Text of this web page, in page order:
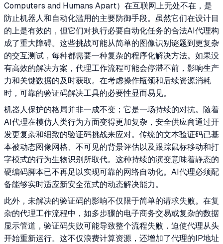
Computers and Humans Apart）在互联网上无处不在，是
防止机器人和自动化滥用的主要防御手段。虽然它们在设计目
的上是有效的，但它们对执行必要自动化任务的合法AI代理构
成了重大障碍。这些挑战可能从简单的图像识别谜题到更复杂
的交互测试，每种都需要一种复杂的程序化解决方法。如果没
有高效的解决方案，代理工作流程可能会停滞不前，影响生产
力和关键数据的及时获取。在考虑操作瓶颈和后续资源消耗
时，可靠的验证码解决工具的必要性显而易见。
机器人保护的格局并非一成不变；它是一场持续的对抗。随着
AI代理在模仿人类行为方面变得更加复杂，安全供应商通过开
发更复杂和细致的验证码挑战来应对。传统的文本验证码已基
本被动态图像网格、不可见的背景评估以及跟踪鼠标移动和打
字模式的行为生物识别所取代。这种持续的演变意味着静态的
硬编码脚本已不再足以实现可靠的网络自动化。AI代理必须配
备能够实时适应新安全范式的动态解决能力。
此外，未解决的验证码的影响不仅限于简单的请求失败。在复
杂的代理工作流程中，如多步骤的电子商务交易或复杂的数据
显示管道，验证码失败可能导致整个流程失败，迫使代理从头
开始重新运行。这不仅浪费计算资源，还增加了代理的IP地址